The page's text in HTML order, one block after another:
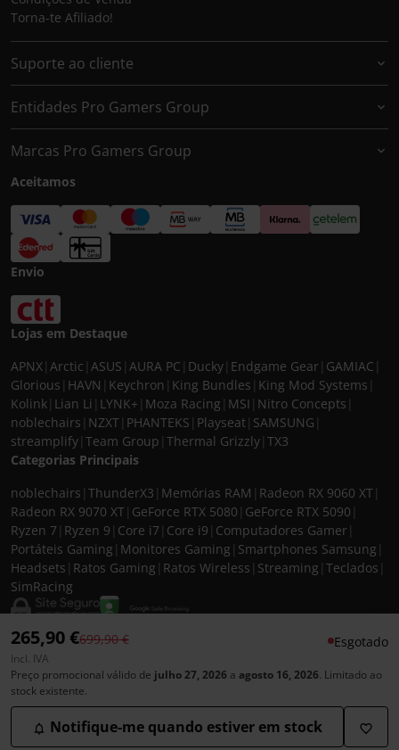
Preço reduzido de
699,90 €para
265,90 € Esgotado
Incl. IVA
Preço promocional válido de julho 27, 2026 a agosto 16, 2026. Limitado ao
stock existente.
Notifique-me quando estiver em stock
Torna-te Afiliado!
Suporte ao cliente
Entidades Pro Gamers Group
Marcas Pro Gamers Group
Aceitamos
Envio
Lojas em Destaque
APNX Arctic ASUS AURA PC Ducky Endgame Gear GAMIAC
Glorious HAVN Keychron King Bundles King Mod Systems
Kolink Lian Li LYNK+ Moza Racing MSI Nitro Concepts
noblechairs NZXT PHANTEKS Playseat SAMSUNG
streamplify Team Group Thermal Grizzly TX3
Categorias Principais
noblechairs ThunderX3 Memórias RAM Radeon RX 9060 XT
Radeon RX 9070 XT GeForce RTX 5080 GeForce RTX 5090
Ryzen 7 Ryzen 9 Core i7 Core i9 Computadores Gamer
Portáteis Gaming Monitores Gaming Smartphones Samsung
Headsets Ratos Gaming Ratos Wireless Streaming Teclados
SimRacing
© 2026 CASEKING IBERIA. TODOS OS DIREITOS RESERVADOS. IVA incluído à
taxa em vigor para todos os produtos. As fotos apresentadas podem não
corresponder às configurações descritas. Preços e especificações sujeitos a
alteração sem aviso prévio. A caseking Iberia declina qualquer
responsabilidade por eventuais erros publicados no site.